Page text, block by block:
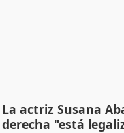
La actriz Susana
derecha "está